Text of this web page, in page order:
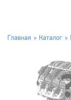
Главная Каталог